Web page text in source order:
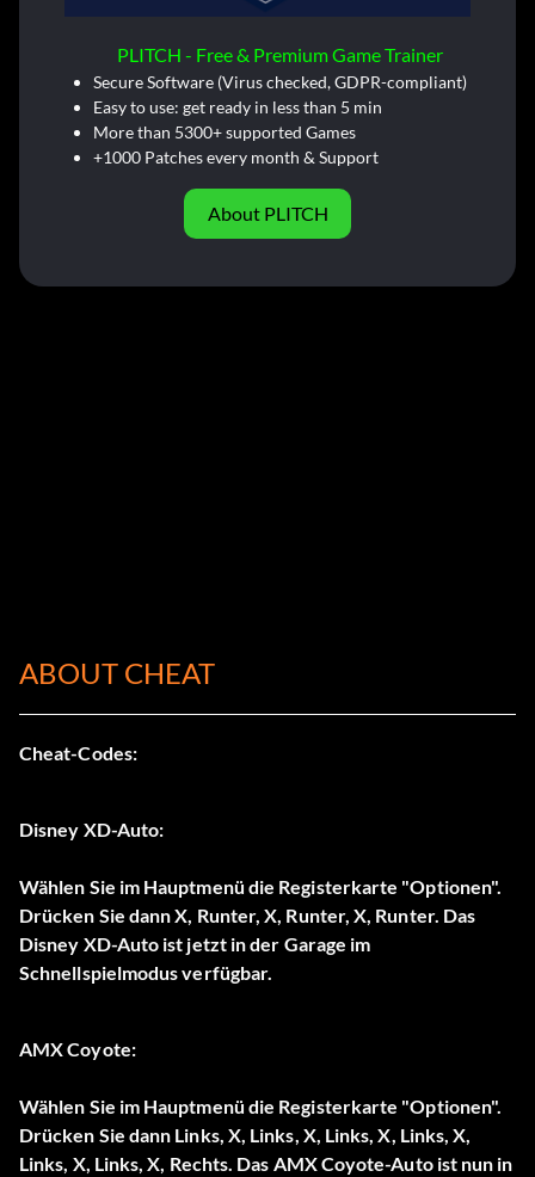
PLITCH - Free & Premium Game Trainer
Secure Software (Virus checked, GDPR-compliant)
Easy to use: get ready in less than 5 min
More than 5300+ supported Games
+1000 Patches every month & Support
About PLITCH
ABOUT CHEAT
Cheat-Codes:
Disney XD-Auto:
Wählen Sie im Hauptmenü die Registerkarte "Optionen".
Drücken Sie dann X, Runter, X, Runter, X, Runter. Das
Disney XD-Auto ist jetzt in der Garage im
Schnellspielmodus verfügbar.
AMX Coyote:
Wählen Sie im Hauptmenü die Registerkarte "Optionen".
Drücken Sie dann Links, X, Links, X, Links, X, Links, X,
Links, X, Links, X, Rechts. Das AMX Coyote-Auto ist nun in